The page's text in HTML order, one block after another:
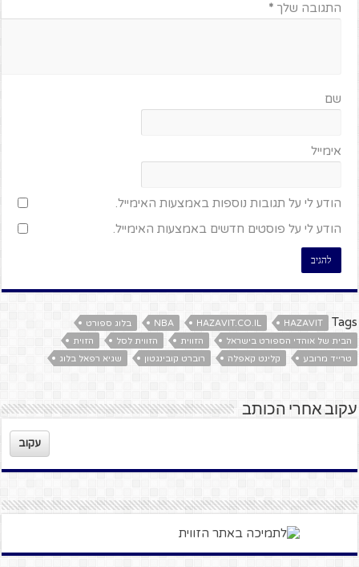
התגובה שלך*
שם
אימייל
הודע לי על תגובות נוספות באמצעות האימייל.
הודע לי על פוסטים חדשים באמצעות האימייל.
Tags
HAZAVIT
HAZAVIT.CO.IL
NBA
בלוג ספורט
הבית של אוהדי הספורט בישראל
הזווית הזווית לסל
הזוית
טרייד מרובע
קלינט קאפלה רוברט קובינגטון שגיא רפאל בלוג
עקוב אחרי הכותב
עקוב